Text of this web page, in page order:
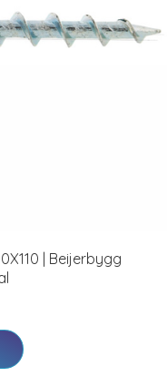
| Beijerbygg